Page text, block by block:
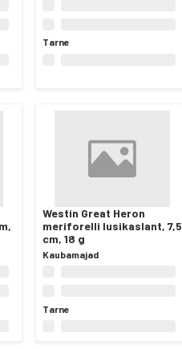
Tarne
Westin Great Heron
meriforelli lusikaslant, 7,5
cm, 18 g
Kaubamajad
Tarne